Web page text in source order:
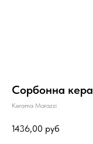
Сорбонна
Kerama Marazzi
1436,00 руб